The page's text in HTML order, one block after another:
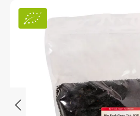
Bildergalerie überspringen